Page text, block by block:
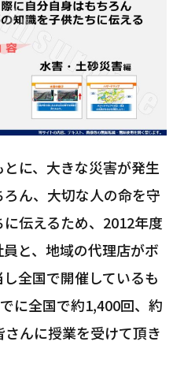
に、大きな災害が発生
ん、大切な人の命を守
伝えるため、2012年度
と、地域の代理店がボ
全国で開催しているも
に全国で約1,400回、約
んに授業を受けて頂き